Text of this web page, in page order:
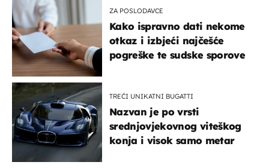
ZA POSLODAVCE
Kako ispravno dati nekome
otkaz i izbjeći najčešće
pogreške te sudske sporove
TREĆI UNIKATNI BUGATTI
Nazvan je po vrsti
srednjovjekovnog viteškog
konja i visok samo metar